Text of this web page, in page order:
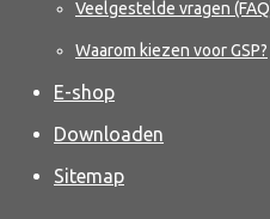
Veelgestelde vragen
Waarom kiezen voor GSP?
E-shop
Downloaden
Sitemap